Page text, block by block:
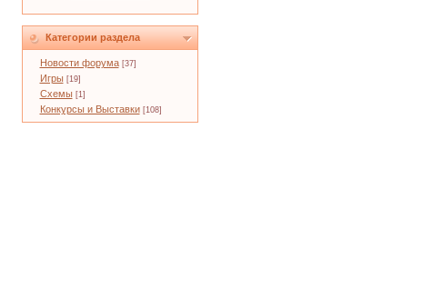
Категории раздела
Новости форума [37]
Игры [19]
Схемы [1]
Конкурсы и Выставки [108]